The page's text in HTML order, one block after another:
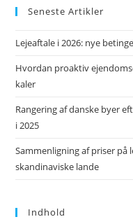
Seneste Artikler
Lejeaftale i 2026: nye
Hvordan proaktiv
kaler
Rangering af danske byer
i 2025
Sammenligning af priser
skandinaviske lande
Indhold